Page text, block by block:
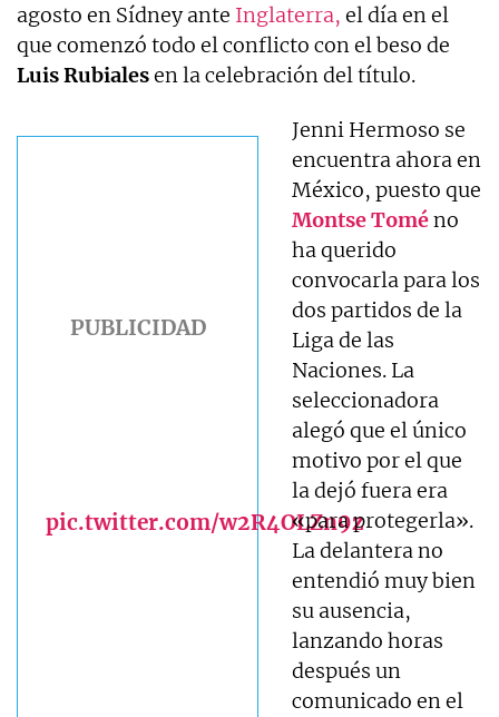
agosto en Sídney ante Inglaterra, el día en el
que comenzó todo el conflicto con el beso de
Luis Rubialesen la celebración del título.
pic.twitter.com/w2R4OLZn9z
Jenni Hermoso se
encuentra ahora en
México, puesto que
Montse Toméno
ha querido
convocarla para los
dos partidos de la
Liga de las
Naciones. La
seleccionadora
alegó que el único
motivo por el que
la dejó fuera era
«para protegerla».
La delantera no
entendió muy bien
su ausencia,
lanzando horas
después un
comunicado en el